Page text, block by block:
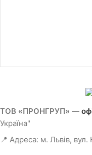
ТОВ «ПРОНГРУП» —
Україна"
📍 Адреса: м. Львів, вул.